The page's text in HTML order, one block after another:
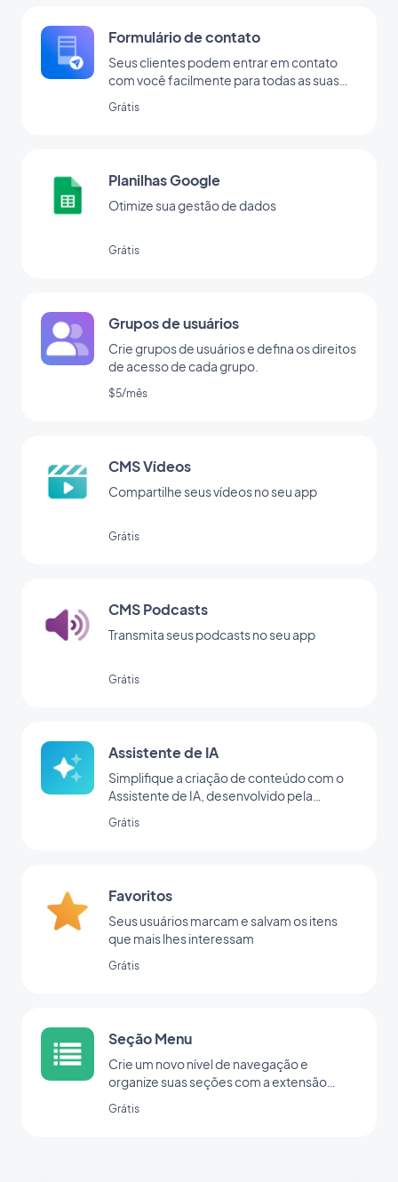
Formulário de contato
Seus clientes podem entrar em contato
com você facilmente para todas as suas
Grátis
Planilhas Google
Otimize sua gestão de dados
Grátis
Grupos de usuários
Crie grupos de usuários e defina os direitos
de acesso de cada grupo.
$5/mês
CMS Vídeos
Compartilhe seus vídeos no seu app
Grátis
CMS Podcasts
Transmita seus podcasts no seu app
Grátis
Assistente de IA
Simplifique a criação de conteúdo com o
Assistente de IA, desenvolvido pela
Grátis
Favoritos
Seus usuários marcam e salvam os itens
que mais lhes interessam
Grátis
Seção Menu
Crie um novo nível de navegação e
organize suas seções com a extensão
Grátis